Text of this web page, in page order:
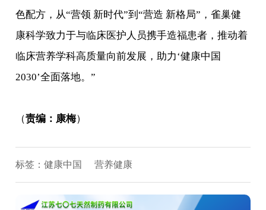
色配方，从“营领 新时代”到“营造 新格局”，雀巢健
康科学致力于与临床医护人员携手造福患者，推动着
临床营养学科高质量向前发展，助力‘健康中国
2030’全面落地。”
（责编：康梅）
标签：健康中国 营养健康